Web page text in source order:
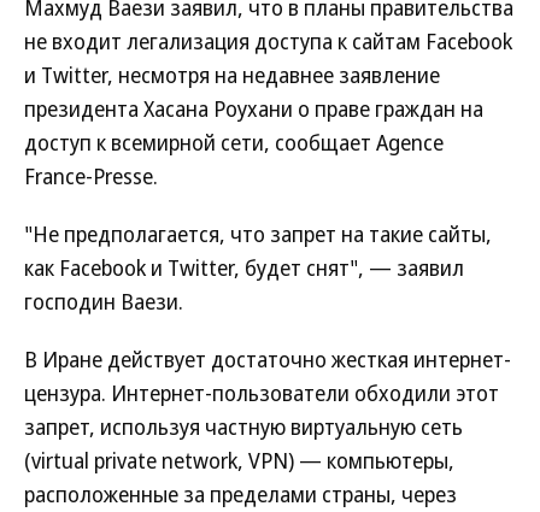
Махмуд Ваези заявил, что в планы правительства
не входит легализация доступа к сайтам Facebook
и Twitter, несмотря на недавнее заявление
президента Хасана Роухани о праве граждан на
доступ к всемирной сети, сообщает Agence
France-Presse.
"Не предполагается, что запрет на такие сайты,
как Facebook и Twitter, будет снят", — заявил
господин Ваези.
В Иране действует достаточно жесткая интернет-
цензура. Интернет-пользователи обходили этот
запрет, используя частную виртуальную сеть
(virtual private network, VPN) — компьютеры,
расположенные за пределами страны, через